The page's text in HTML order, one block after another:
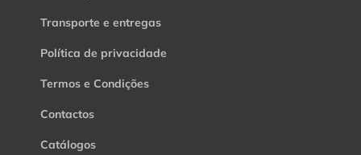
Transporte e entregas
Política de privacidade
Termos e Condições
Contactos
Catálogos